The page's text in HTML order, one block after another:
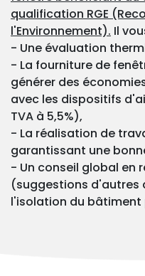
qualification RGE
l'Environnement). Il
- Une évaluation
- La fourniture de
générer des
avec les dispositifs
TVA à 5,5%),
- La réalisation de
garantissant une
- Un conseil global en
(suggestions d'autres
l'isolation du bâtiment